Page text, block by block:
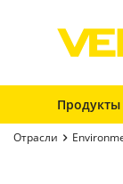
Продукты
Отрасли